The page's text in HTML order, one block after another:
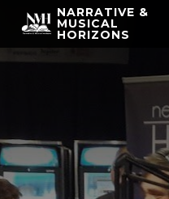
NARRATIVE &
MUSICAL
HORIZONS